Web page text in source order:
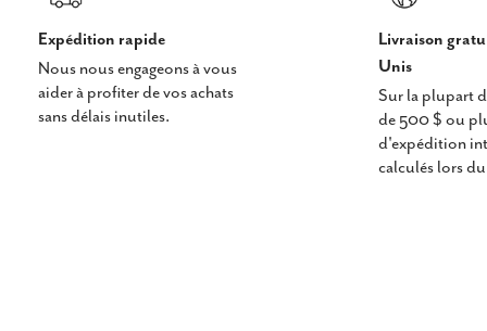
Expédition rapide
Nous nous engageons à vous
aider à profiter de vos achats
sans délais inutiles.
Livraison
Unis
Sur la plupart
de 500 $ ou
d'expédition
calculés lors